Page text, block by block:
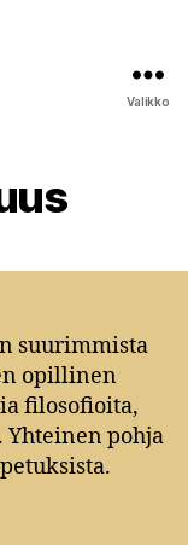
Valikko
suurimmista
opillinen
filosofioita,
pohja